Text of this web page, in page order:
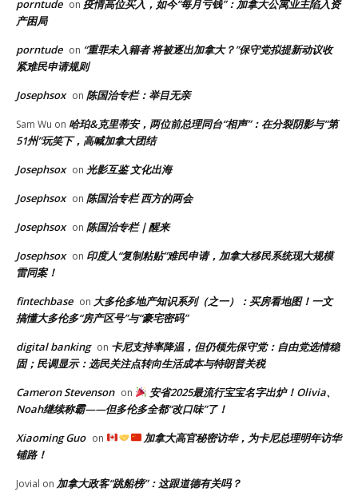
porntude on 疫情高位买入，如今“每月亏钱”：加拿大公寓业主陷入资
产困局
porntude on “重罪未入籍者 将被逐出加拿大？”保守党拟提新动议收
紧难民申请规则
Josephsox on 陈国治专栏：举目无亲
Sam Wu on 哈珀&克里蒂安，两位前总理同台“相声”：在分裂阴影与“第
51州”玩笑下，高喊加拿大团结
Josephsox on 光影互鉴 文化出海
Josephsox on 陈国治专栏 西方的两会
Josephsox on 陈国治专栏｜醒来
Josephsox on 印度人“复制粘贴”难民申请，加拿大移民系统现大规模
雷同案！
fintechbase on 大多伦多地产知识系列（之一）：买房看地图！一文
搞懂大多伦多“房产区号”与“豪宅密码”
digital banking on 卡尼支持率降温，但仍领先保守党：自由党选情稳
固；民调显示：选民关注点转向生活成本与特朗普关税
Cameron Stevenson on
安省2025最流行宝宝名字出炉！Olivia、
Noah继续称霸——但多伦多全都“改口味”了！
Xiaoming Guo on
加拿大高官秘密访华，为卡尼总理明年访华
铺路！
Jovial on 加拿大政客“跳船榜”：这跟道德有关吗？